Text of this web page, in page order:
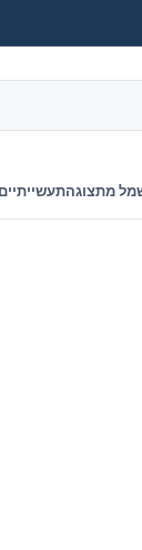
מתצוגהתעשייתיים